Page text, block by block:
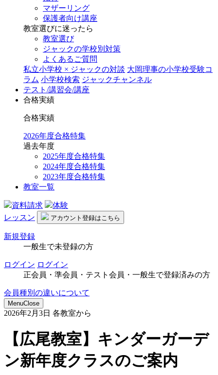
マザーリング
保護者向け講座
教室選びに迷ったら
教室選び
ジャックの学校別対策
よくあるご質問
私立小学校 × ジャックの対談 大岡理事の小学校受験コ
ラム 小学校検索 ジャックチャンネル
テスト/講習会/講座
合格実績
合格実績
2026年度合格特集
過去年度
2025年度合格特集
2024年度合格特集
2023年度合格特集
教室一覧
資料請求
体験
レッスン
アカウント 登録はこちら
新規登録
一般生で未登録の方
ログイン ログイン
正会員・準会員・テスト会員・一般生で登録済みの方
会員種別の違いについて
MenuClose
2026年2月3日 各教室から
【広尾教室】キンダーガーデ
ン新年度クラスのご案内